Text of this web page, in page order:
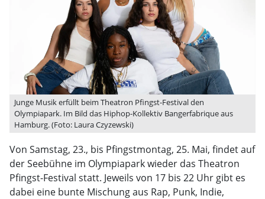
Junge Musik erfüllt beim Theatron Pfingst-Festival den
Olympiapark. Im Bild das Hiphop-Kollektiv Bangerfabrique aus
Hamburg. (Foto: Laura Czyzewski)
Von Samstag, 23., bis Pfingstmontag, 25. Mai, findet auf
der Seebühne im Olympiapark wieder das Theatron
Pfingst-Festival statt. Jeweils von 17 bis 22 Uhr gibt es
dabei eine bunte Mischung aus Rap, Punk, Indie,